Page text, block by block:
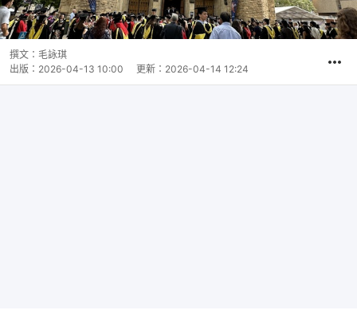
撰文： 毛詠琪
出版： 2026-04-13 10:00 更新： 2026-04-14 12:24